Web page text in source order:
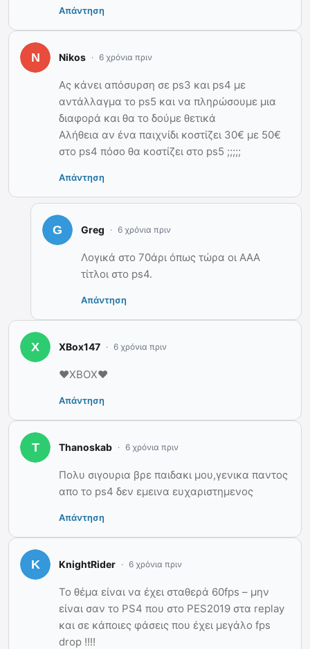
Απάντηση
Nikos 6 χρόνια πριν
Ας κάνει απόσυρση σε ps3 και ps4 με
αντάλλαγμα το ps5 και να πληρώσουμε μια
διαφορά και θα το δούμε θετικά
Αλήθεια αν ένα παιχνίδι κοστίζει 30€ με 50€
στο ps4 πόσο θα κοστίζει στο ps5 ;;;;;
Απάντηση
Greg 6 χρόνια πριν
Λογικά στο 70άρι όπως τώρα οι ΑΑΑ
τίτλοι στο ps4.
Απάντηση
XBox147 6 χρόνια πριν
❤XBOX❤
Απάντηση
Thanoskab 6 χρόνια πριν
Πολυ σιγουρια βρε παιδακι μου,γενικα παντος
απο το ps4 δεν εμεινα ευχαριστημενος
Απάντηση
KnightRider 6 χρόνια πριν
To θέμα είναι να έχει σταθερά 60fps – μην
είναι σαν το PS4 που στο PES2019 στα replay
και σε κάποιες φάσεις που έχει μεγάλο fps
drop !!!!